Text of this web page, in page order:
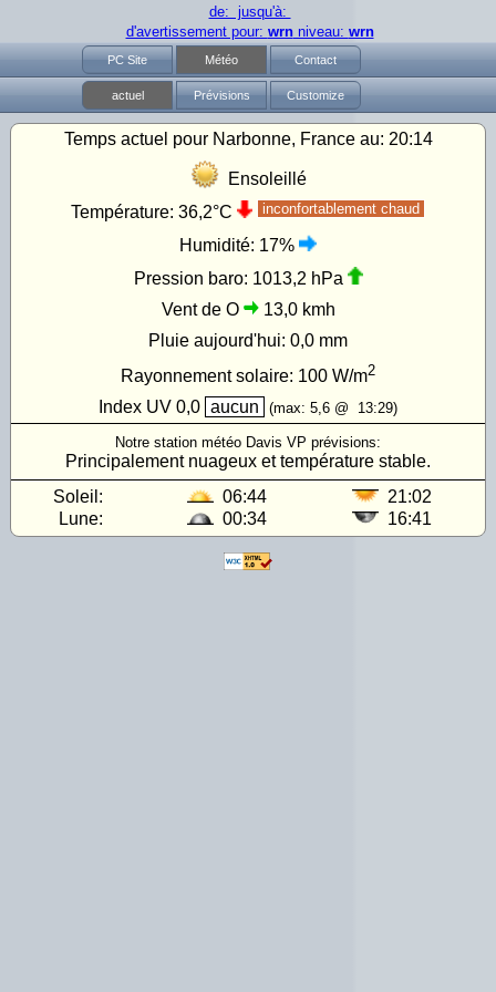
de: jusqu'à:
d'avertissement pour: wrnniveau: wrn
PC Site Météo Contact
actuel Prévisions Customize
Temps actuel pour Narbonne, France au: 20:14
Ensoleillé
Température: 36,2°C inconfortablement chaud
Humidité: 17%
Pression baro: 1013,2 hPa
Vent de O
13,0 kmh
Pluie aujourd'hui: 0,0 mm
Rayonnement solaire: 100 W/m2
Index UV 0,0 aucun (max: 5,6 @ 13:29)
Notre station météo Davis VP prévisions:
Principalement nuageux et température stable.
Soleil:
06:44
21:02
Lune:
00:34 16:41